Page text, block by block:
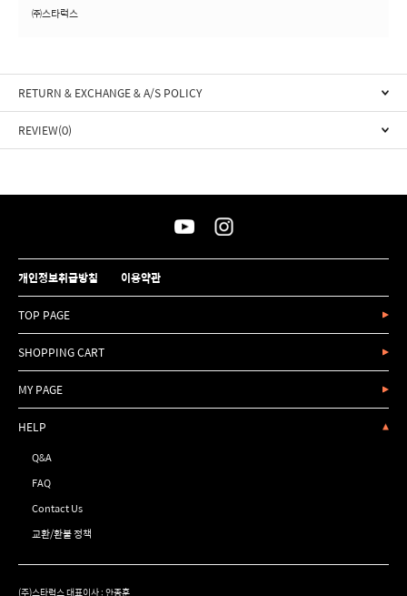
㈜스타럭스
RETURN & EXCHANGE & A/S POLICY
REVIEW(0)
개인정보취급방침 이용약관
TOP PAGE
SHOPPING CART
MY PAGE
HELP
Q&A
FAQ
Contact Us
교환/환불 정책
(주)스타럭스 대표이사 : 안종훈